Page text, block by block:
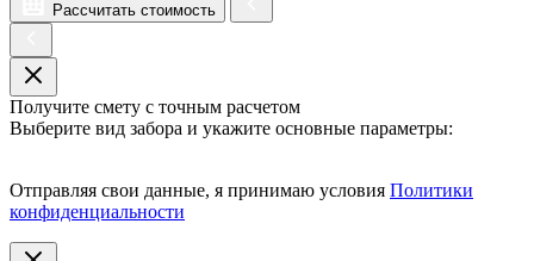
Рассчитать стоимость
Получите смету с точным расчетом
Выберите вид забора и укажите основные параметры:
Отправляя свои данные, я принимаю условия Политики
конфиденциальности